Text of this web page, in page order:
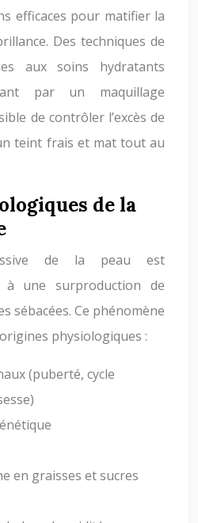
efficaces pour matifier la
Des techniques de
aux soins hydratants
par un maquillage
de contrôler l’excès de
teint frais et mat tout au
de la
de la peau est
à une surproduction de
sébacées. Ce phénomène
physiologiques :
(puberté, cycle
en graisses et sucres